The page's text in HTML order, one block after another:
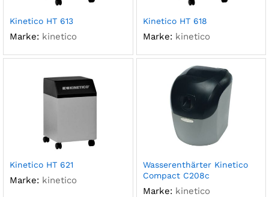
Kinetico HT 613
Marke: kinetico
Kinetico HT 618
Marke: kinetico
Kinetico HT 621
Marke: kinetico
Wasserenthärter Kinetico
Compact C208c
Marke: kinetico